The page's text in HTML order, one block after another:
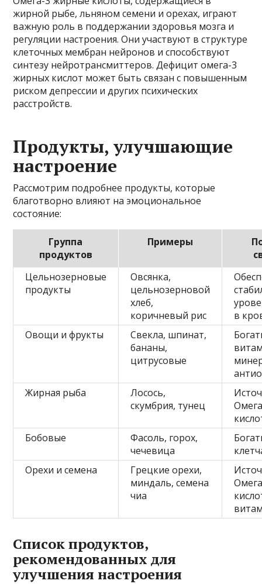
жирной рыбе, льняном семени и орехах, играют
важную роль в поддержании здоровья мозга и
регуляции настроения. Они участвуют в структуре
клеточных мембран нейронов и способствуют
синтезу нейротрансмиттеров. Дефицит омега-3
жирных кислот может быть связан с повышенным
риском депрессии и других психических
расстройств.
Продукты, улучшающие
настроение
Рассмотрим подробнее продукты, которые
благотворно влияют на эмоциональное
состояние:
Группа
продуктов
Примеры
Цельнозерновые
продукты
Овсянка,
цельнозерновой
хлеб,
коричневый рис
в
Овощи и фрукты
Свекла, шпинат,
бананы,
цитрусовые
Жирная рыба
Лосось,
скумбрия, тунец
Бобовые
Фасоль, горох,
чечевица
Орехи и семена
Грецкие орехи,
миндаль, семена
чиа
Список продуктов,
рекомендованных для
улучшения настроения